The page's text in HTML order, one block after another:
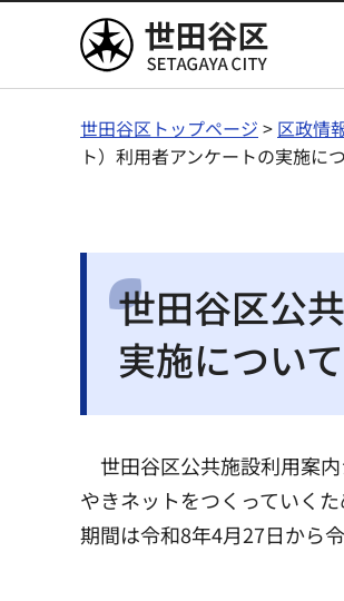
世田谷区
世田谷区トップページ > 区政情
ト）利用者アンケートの実施に
世田谷区公
実施につい
世田谷区公共施設利用案
やきネットをつくっていく
期間は令和8年4月27日から